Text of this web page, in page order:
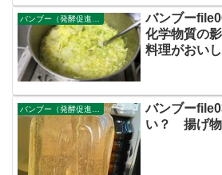
バンブー
化学物質の
料理がおい
バンブー
い？ 揚げ物